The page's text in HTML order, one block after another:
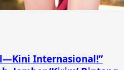
Internasional!”